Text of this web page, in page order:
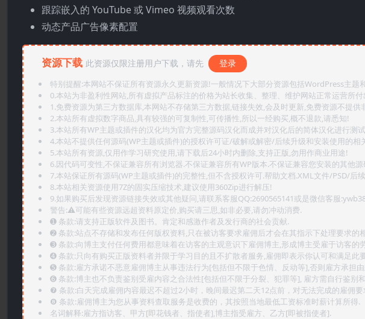
跟踪嵌入的 YouTube 或 Vimeo 视频观看次数
动态产品广告像素配置
资源下载 此资源仅限注册用户下载，请先 登录
特别提醒:本网站不保证所有资源永久更新资源!一般情况下大部分资源包括WordPress主题
0.本站为非盈利性网站,所有虚拟产品标注的价格为站长收集、整理、维护网站正常运营所
1.免费资源为第三方数据库,本网站不存储第三方数据,链接失效,会及时更新,免费资源不提
2.本站所有虚拟数字商品,具有较强的可复制性,可传播性,所以一经购买,概不退款,请悉知!
3.本站所有WP主题或插件的汉化均为官方完整源码汉化而成并对汉化后的简体汉化进行测
4.本站不提供任何源码(WP主题或插件)的授权许可证/破解或解密/后续升级和安装使用的相
5.本站所有资源,仅用作学习研究使用,请下载后24小时内删除,支持正版,勿用作商业用途!
6.因代码可变性,不保证兼容所有浏览器.不保证兼容所有WP版本.不保证兼容您安装的其他源
7.本站保证所有源码(WP主题或插件)的完整性,但不含授权许可.帮助文档.XML文件/PSD/后
8.本站相关资源使用7Z的固实压缩技术,建议使用360Zip进行解压!
9.如果购买后发现资源链接失效或其他疑问,请联系客服QQ:2690565141或是微信客服
警告:⚠️可能有些资源远超资料原定价,购买请三思,如非必要,请勿冲动消费.
➊️ 条款:请支持正版软件及图书。肯定和感激作者及发行商的社会贡献.
➋️ 条款:站点不存储和发布任何版权资料,只在被访客要求雇佣后才会在其指示下处理要求的
➌️ 条款:向博主支付任何费用都意味着在访客的主观意识下雇佣博主,形成博主受雇于访客的
➍️ 条款:只向有购买正版资料者并限于学习目的且不扩散者服务,雇佣即表示你认可和满足此
➎ 条款:雇方承诺不恶意雇佣博主从事违法行为[包括但不限于色情、反动等],否则雇方承担
➏️ 条款:博主也不负责鉴别受雇内容之合法性[包括但不限于分裂、犯罪等], 雇方需自行鉴别
❼ 条款:白天完成雇佣内容最迟不超过2小时，晚间最迟第二天12点前，对无法完成的雇佣要
❽ 条款:雇佣博主为您从事资料查取服务是收费的，其按照当地最低工资标准时薪计算所得.
名词解释:雇方指访客、甲方[即花钱者、指使者],博主指受雇方、乙方[即被指使者].